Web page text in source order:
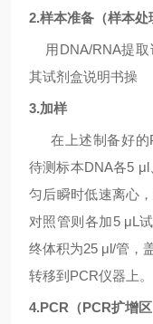
2.样本准备（样本处
用 DNA/RNA提取
其试剂盒说明书操
3.加样
在上述制备好的
待测标本DNA各5 μl
匀后瞬时低速离心
对照管则各加5 μL
终体积为25 μl/管，
转移到 PCR仪器上。
4.PCR （PCR扩增区